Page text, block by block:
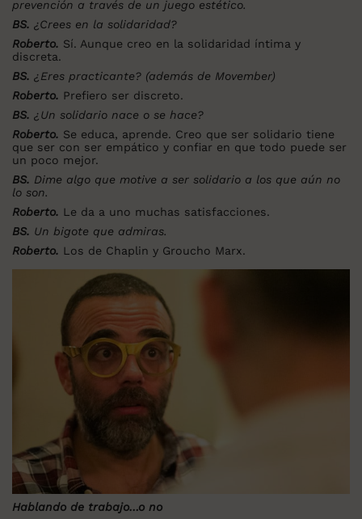
prevención a través de un juego estético.
BS. ¿Crees en la solidaridad?
Roberto. Sí. Aunque creo en la solidaridad íntima y
discreta.
BS. ¿Eres practicante? (además de Movember)
Roberto. Prefiero ser discreto.
BS. ¿Un solidario nace o se hace?
Roberto. Se educa, aprende. Creo que ser solidario tiene
que ser con ser empático y confiar en que todo puede ser
un poco mejor.
BS. Dime algo que motive a ser solidario a los que aún no
lo son.
Roberto. Le da a uno muchas satisfacciones.
BS. Un bigote que admiras.
Roberto. Los de Chaplin y Groucho Marx.
Hablando de trabajo…o no